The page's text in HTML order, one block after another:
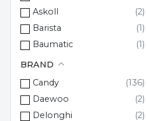
Askoll
Barista
Baumatic
BEKO
BRANDT
Braun
candy
BRAND
Candy
Daewoo
Delonghi